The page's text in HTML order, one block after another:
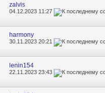
zalvis
04.12.2023 11:27
harmony
30.11.202320:21
lenin154
22.11.202323:43